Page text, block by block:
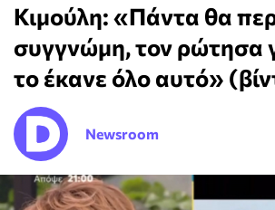
Κιμούλη: «Πάντα θα
συγγνώμη, τον ρώτησα
το έκανε όλο αυτό»
Newsroom